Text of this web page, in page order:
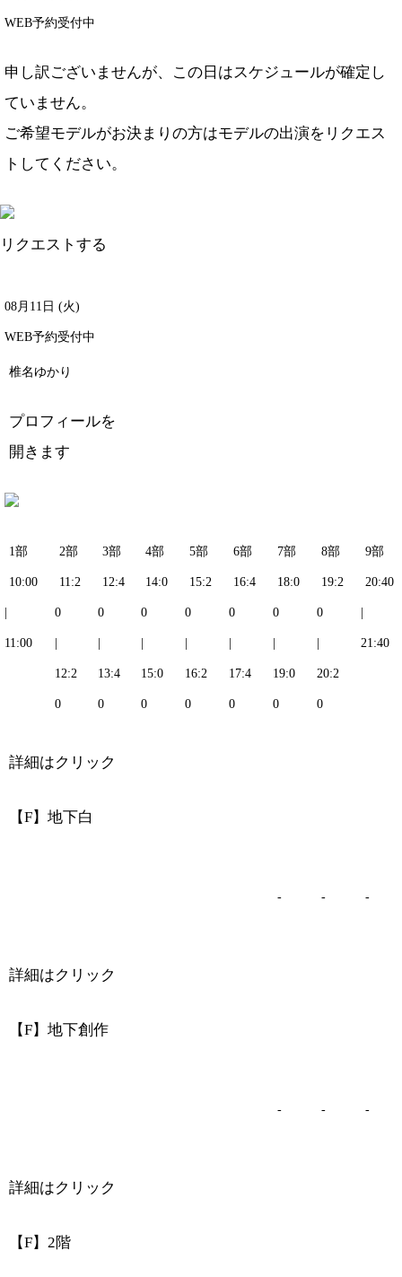
WEB予約受付中
申し訳ございませんが、この日はスケジュールが確定し
ていません。
ご希望モデルがお決まりの方はモデルの出演をリクエス
ト してください。
リクエストする
08月11日 (火)
WEB予約受付中
椎名ゆかり
プロフィールを
開きます
1部 2部 3部 4部 5部 6部 7部 8部 9部
10:00
|
11:00
11:2
0
|
12:2
0
12:4
0
|
13:4
0
14:0
0
|
15:0
0
15:2
0
|
16:2
0
16:4
0
|
17:4
0
18:0
0
|
19:0
0
19:2
0
|
20:2
0
20:40
|
21:40
詳細はクリック
【F】地下白
- - -
詳細はクリック
【F】地下創作
- - -
詳細はクリック
【F】2階